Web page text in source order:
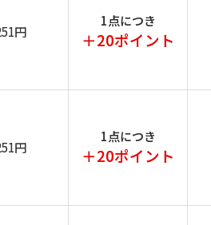
円
1点につき
＋20ポイント
円
1点につき
＋20ポイント